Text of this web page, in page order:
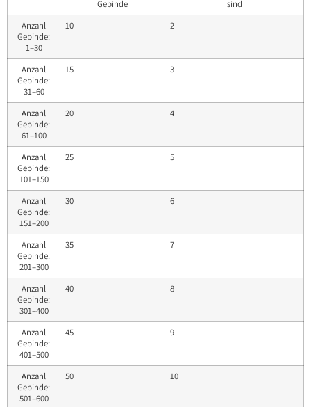
Gebinde
sind
Anzahl
Gebinde:
1–30
10 2
Anzahl
Gebinde:
31–60
15 3
Anzahl
Gebinde:
61–100
20 4
Anzahl
Gebinde:
101–150
25 5
Anzahl
Gebinde:
151–200
30 6
Anzahl
Gebinde:
201–300
35 7
Anzahl
Gebinde:
301–400
40 8
Anzahl
Gebinde:
401–500
45 9
Anzahl
Gebinde:
501–600
50 10